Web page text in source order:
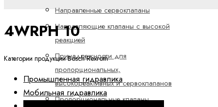
Направленные сервоклапаны
Направляющие клапаны с высокой
реакцией
Принадлежности для
пропорциональных,
высокореактивных и сервоклапанов
Пропорциональные клапаны
4WRPH 10
Категории продукции Bosch Rexroth
Промышленная гидравлика
Мобильная гидравлика